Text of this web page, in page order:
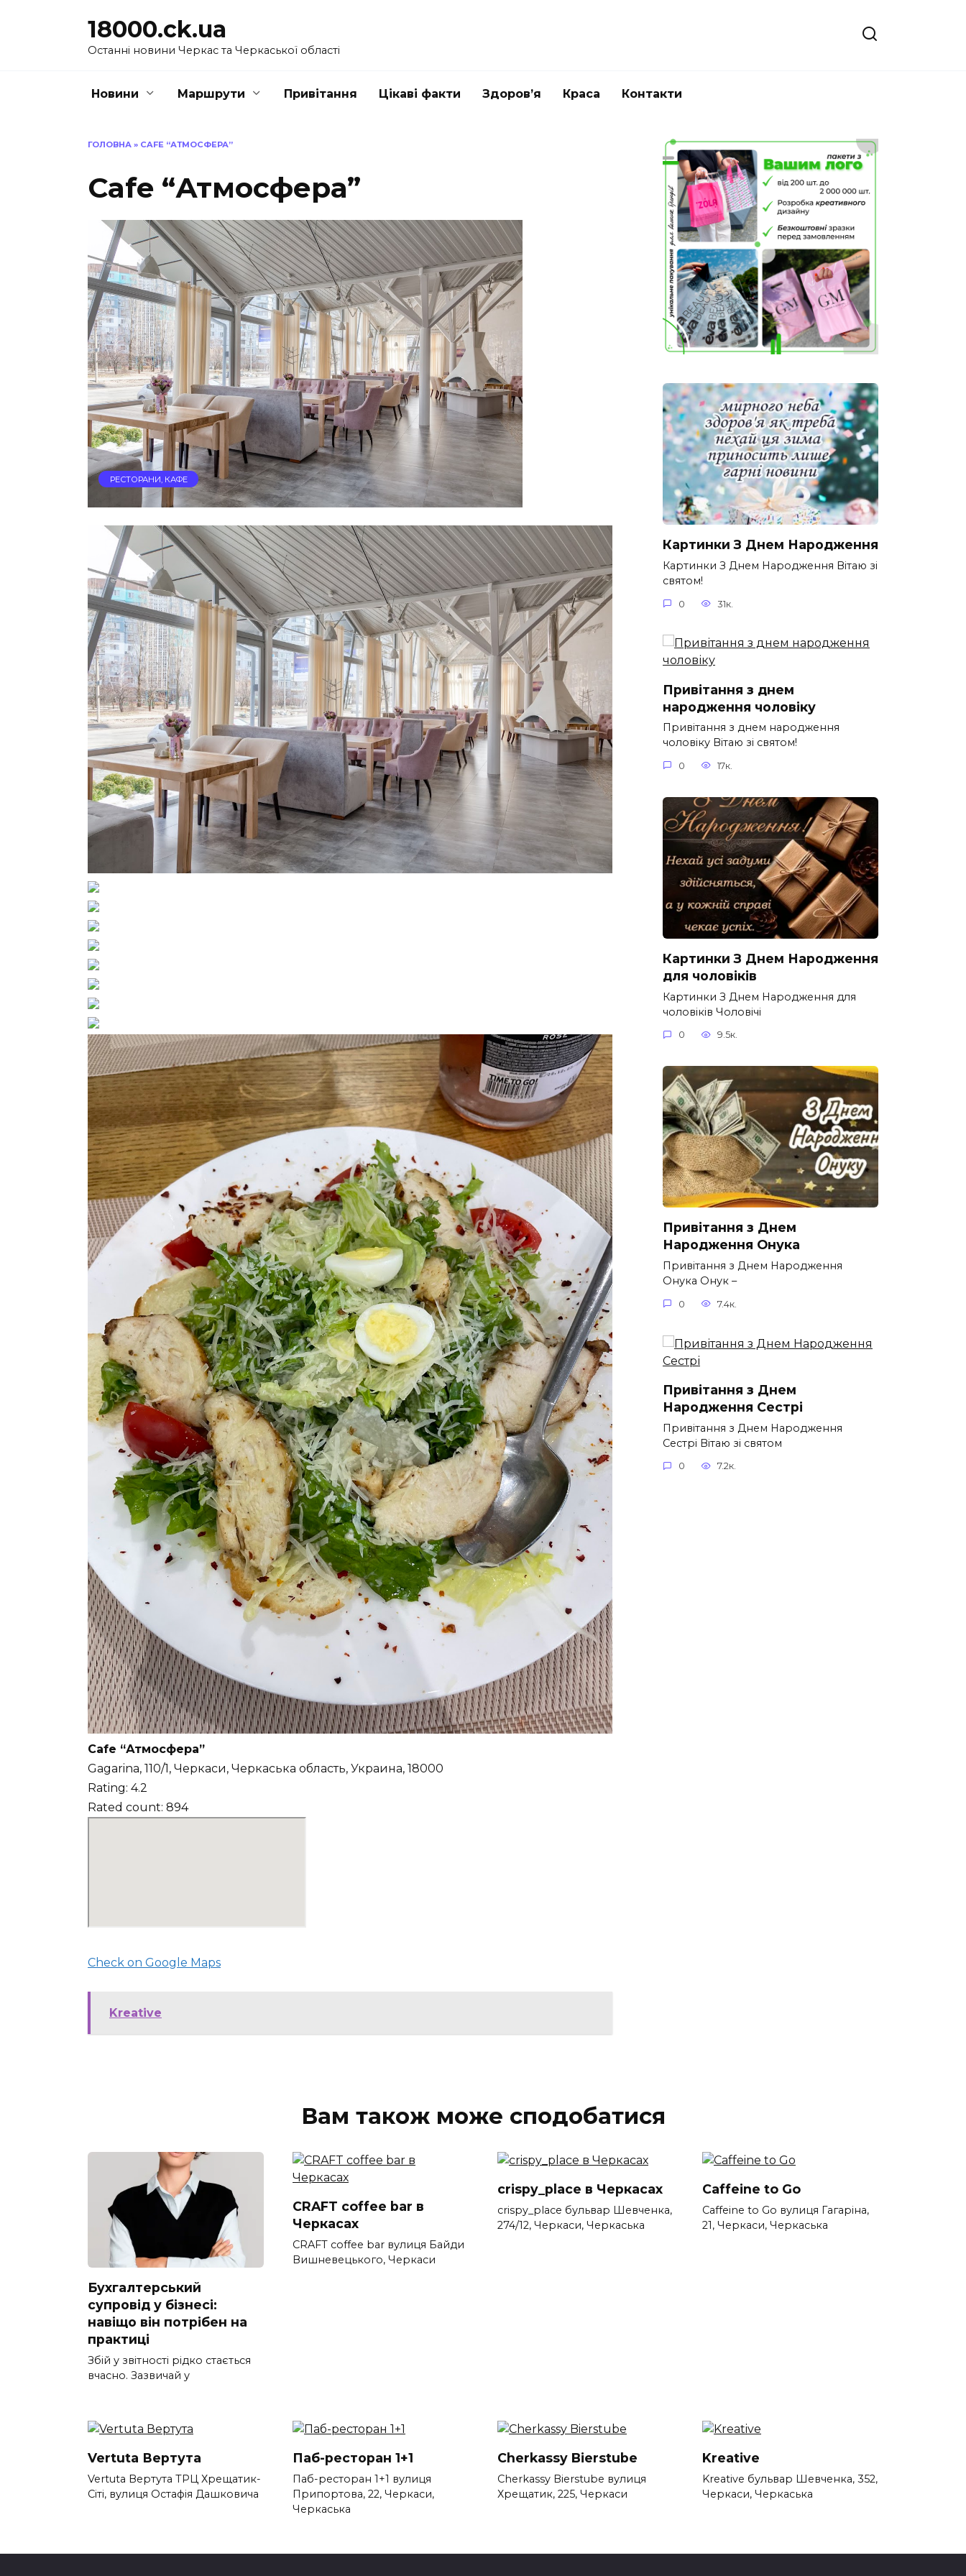
18000.ck.ua
Останні новини Черкас та Черкаської області
Новини Маршрути Привітання Цікаві факти Здоров’я Краса Контакти
ГОЛОВНА » CAFE “АТМОСФЕРА”
Cafe “Атмосфера”
РЕСТОРАНИ, КАФЕ
Cafe “Атмосфера”
Gagarina, 110/1, Черкаси, Черкаська область, Украина, 18000
Rating: 4.2
Rated count: 894
Check on Google Maps
Kreative
Картинки З Днем Народження
Картинки З Днем Народження Вітаю зі
святом!
0 31к.
Привітання з днем
народження чоловіку
Привітання з днем народження
чоловіку Вітаю зі святом!
0 17к.
Картинки З Днем Народження
для чоловіків​
Картинки З Днем Народження для
чоловіків​ Чоловічі
0 9.5к.
Привітання з Днем
Народження Онука
Привітання з Днем Народження
Онука Онук –
0 7.4к.
Привітання з Днем
Народження Сестрі
Привітання з Днем Народження
Сестрі Вітаю зі святом
0 7.2к.
Вам також може сподобатися
Бухгалтерський
супровід у бізнесі:
навіщо він потрібен на
практиці
Збій у звітності рідко стається
вчасно. Зазвичай у
CRAFT coffee bar в
Черкасах
CRAFT coffee bar вулиця Байди
Вишневецького, Черкаси
crispy_place в Черкасах
crispy_place бульвар Шевченка,
274/12, Черкаси, Черкаська
Caffeine to Go
Caffeine to Go вулиця Гагаріна,
21, Черкаси, Черкаська
Vertuta Вертута
Vertuta Вертута ТРЦ Хрещатик-
Сіті, вулиця Остафія Дашковича
Паб-ресторан 1+1
Паб-ресторан 1+1 вулиця
Припортова, 22, Черкаси,
Черкаська
Cherkassy Bierstube
Cherkassy Bierstube вулиця
Хрещатик, 225, Черкаси
Kreative
Kreative бульвар Шевченка, 352,
Черкаси, Черкаська